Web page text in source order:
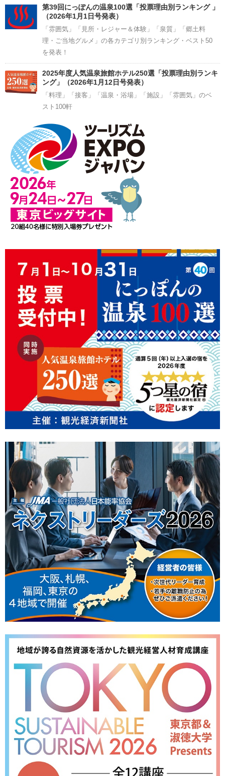
第39回にっぽんの温泉100選「投票理由別ランキング 」
（2026年1月1日号発表）
「雰囲気」「見所・レジャー＆体験」「泉質」「郷土料
理・ご当地グルメ」の各カテゴリ別ランキング・ベスト50
を発表！
2025年度人気温泉旅館ホテル250選「投票理由別ランキ
ング」（2026年1月12日号発表）
「料理」「接客」「温泉・浴場」「施設」「雰囲気」のベ
スト100軒